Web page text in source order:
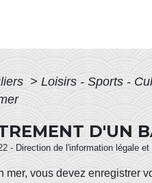
> Loisirs - Sports -
D'UN
- Direction de l'information légale
mer, vous devez enregistrer